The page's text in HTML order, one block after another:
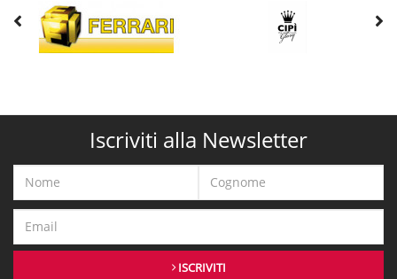
Iscriviti alla Newsletter
ISCRIVITI